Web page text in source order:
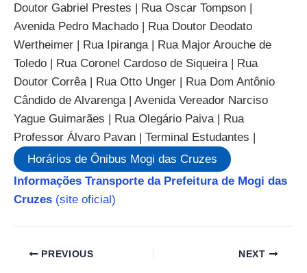
Doutor Gabriel Prestes | Rua Oscar Tompson |
Avenida Pedro Machado | Rua Doutor Deodato
Wertheimer | Rua Ipiranga | Rua Major Arouche de
Toledo | Rua Coronel Cardoso de Siqueira | Rua
Doutor Corrêa | Rua Otto Unger | Rua Dom Antônio
Cândido de Alvarenga | Avenida Vereador Narciso
Yague Guimarães | Rua Olegário Paiva | Rua
Professor Álvaro Pavan | Terminal Estudantes |
Horários de Ônibus Mogi das Cruzes
Informações Transporte da Prefeitura de Mogi das
Cruzes (site oficial)
PREVIOUS NEXT